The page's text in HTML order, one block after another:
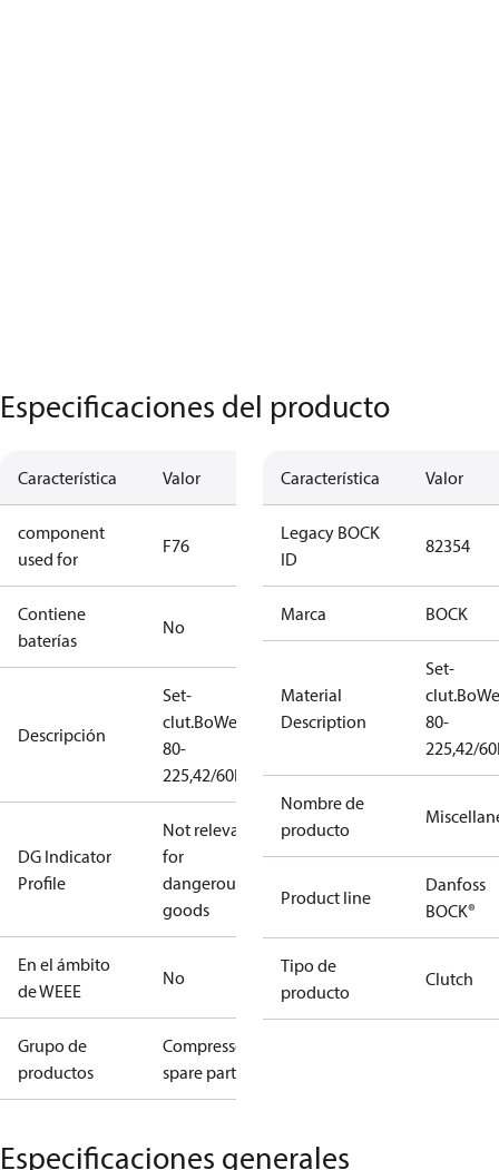
Especificaciones del producto
Característica Valor
component
used for
F76
Contiene
baterías
No
Descripción
Set-
clut.BoWex
80-
225,42/60H7
DG Indicator
Profile
Not relevant
for
dangerous
goods
En el ámbito
de WEEE
No
Grupo de
productos
Compressors
spare parts
Característica Valor
Legacy BOCK
ID
82354
Marca BOCK
Material
Description
Set-
80-
225,42/
Nombre de
producto
Product line
Danfoss
BOCK®
Tipo de
producto
Clutch
Especificaciones generales